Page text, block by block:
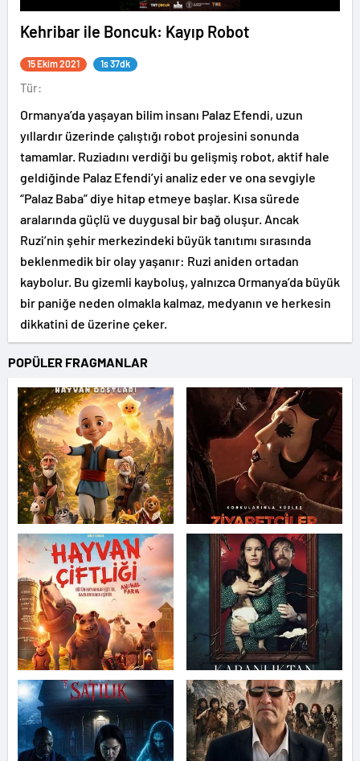
Kehribar ile Boncuk: Kayıp Robot
15 Ekim 2021 1s 37dk
Tür:
Ormanya’da yaşayan bilim insanı Palaz Efendi, uzun
yıllardır üzerinde çalıştığı robot projesini sonunda
tamamlar. Ruziadını verdiği bu gelişmiş robot, aktif hale
geldiğinde Palaz Efendi’yi analiz eder ve ona sevgiyle
“Palaz Baba” diye hitap etmeye başlar. Kısa sürede
aralarında güçlü ve duygusal bir bağ oluşur. Ancak
Ruzi’nin şehir merkezindeki büyük tanıtımı sırasında
beklenmedik bir olay yaşanır: Ruzi aniden ortadan
kaybolur. Bu gizemli kayboluş, yalnızca Ormanya’da büyük
bir paniğe neden olmakla kalmaz, medyanın ve herkesin
dikkatini de üzerine çeker.
POPÜLER FRAGMANLAR